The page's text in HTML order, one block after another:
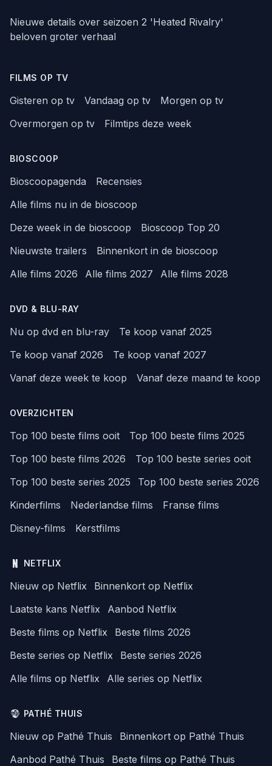
Nieuwe details over seizoen 2 'Heated Rivalry'
beloven groter verhaal
FILMS OP TV
Gisteren op tv Vandaag op tv
Morgen op tv
Overmorgen op tv
Filmtips deze week
BIOSCOOP
Bioscoopagenda
Recensies
Alle films nu in de bioscoop
Deze week in de bioscoop
Bioscoop Top 20
Nieuwste trailers
Binnenkort in de bioscoop
Alle films 2026
Alle films 2027 Alle films 2028
DVD & BLU-RAY
Nu op dvd en blu-ray
Te koop vanaf 2025
Te koop vanaf 2026
Te koop vanaf 2027
Vanaf deze week te koop
Vanaf deze maand te koop
OVERZICHTEN
Top 100 beste films ooit
Top 100 beste films 2025
Top 100 beste films 2026
Top 100 beste series ooit
Top 100 beste series 2025
Top 100 beste series 2026
Kinderfilms
Nederlandse films
Franse films
Disney-films
Kerstfilms
NETFLIX
Nieuw op Netflix
Binnenkort op Netflix
Laatste kans Netflix
Aanbod Netflix
Beste films op Netflix
Beste films 2026
Beste series op Netflix
Beste series 2026
Alle films op Netflix
Alle series op Netflix
PATHÉ THUIS
Nieuw op Pathé Thuis
Binnenkort op Pathé Thuis
Aanbod Pathé Thuis
Beste films op Pathé Thuis